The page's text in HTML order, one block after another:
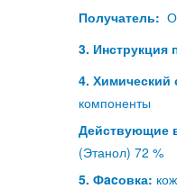
Получатель:
3. Инструкция
4. Химический
компоненты
Действующие
(Этанол) 72 %
5. Фacовка: